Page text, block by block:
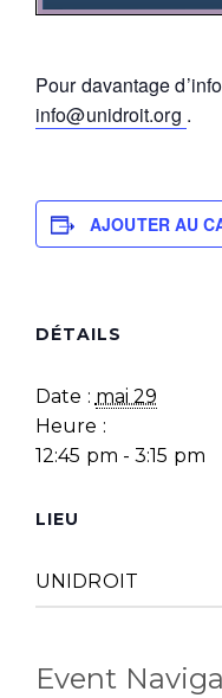
Pour davantage
info@unidroit.org .
AJOUTER AU
DÉTAILS
Date : mai 29
Heure :
12:45 pm - 3:15 pm
LIEU
UNIDROIT
Event